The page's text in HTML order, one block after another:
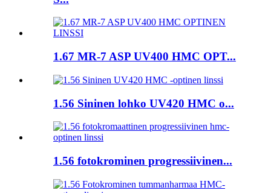
1.67 MR-7 ASP UV400 HMC OPT...
1.56 Sininen lohko UV420 HMC o...
1.56 fotokrominen progressiivinen...